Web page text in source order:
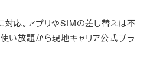
応。アプリやSIMの差し替えは不
い放題から現地キャリア公式プラ